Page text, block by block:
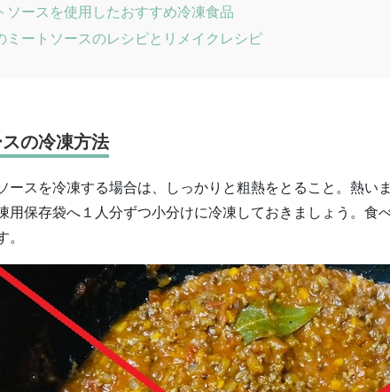
ソースを使用したおすすめ冷凍食品
ミートソースのレシピとリメイクレシピ
の冷凍方法
ースを冷凍する場合は、しっかりと粗熱をとること。熱い
用保存袋へ１人分ずつ小分けに冷凍しておきましょう。食
。